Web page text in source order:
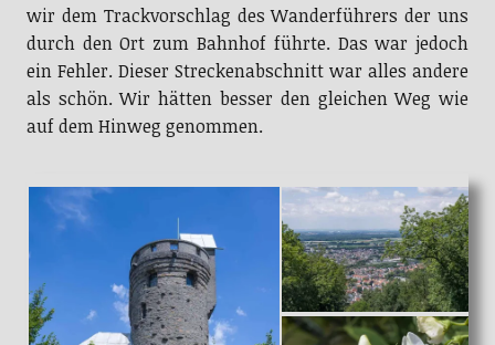
durch den Ort zum Bahnhof führte. Das war jedoch
ein Fehler. Dieser Streckenabschnitt war alles andere
als schön. Wir hätten besser den gleichen Weg wie
auf dem Hinweg genommen.